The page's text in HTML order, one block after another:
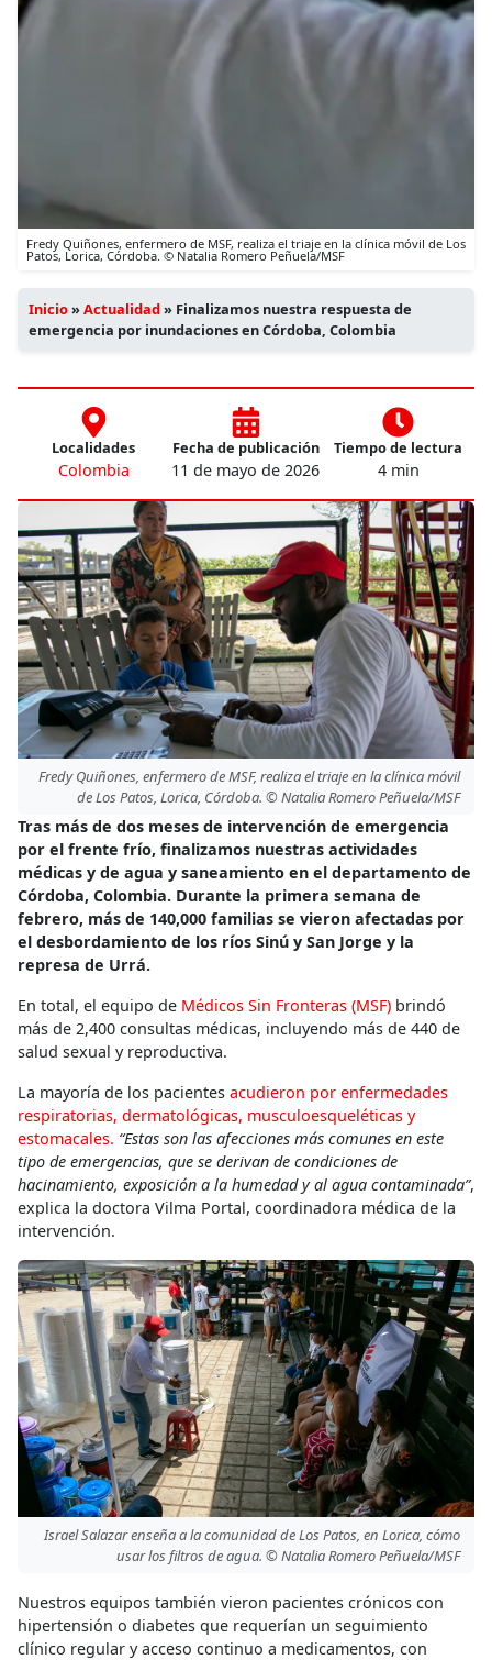
Fredy Quiñones, enfermero de MSF, realiza el triaje en la clínica móvil de Los
Patos, Lorica, Córdoba. © Natalia Romero Peñuela/MSF
Inicio»Actualidad» Finalizamos nuestra respuesta de
emergencia por inundaciones en Córdoba, Colombia
Localidades
Colombia
Fecha de publicación
11 de mayo de 2026
Tiempo de lectura
4 min
Fredy Quiñones, enfermero de MSF, realiza el triaje en la clínica móvil
de Los Patos, Lorica, Córdoba. © Natalia Romero Peñuela/MSF
Tras más de dos meses de intervención de emergencia
por el frente frío, finalizamos nuestras actividades
médicas y de agua y saneamiento en el departamento de
Córdoba, Colombia. Durante la primera semana de
febrero, más de 140,000 familias se vieron afectadas por
el desbordamiento de los ríos Sinú y San Jorge y la
represa de Urrá.
En total, el equipo de Médicos Sin Fronteras (MSF) brindó
más de 2,400 consultas médicas, incluyendo más de 440 de
salud sexual y reproductiva.
La mayoría de los pacientes acudieron por enfermedades
respiratorias, dermatológicas, musculoesqueléticas y
estomacales. “Estas son las afecciones más comunes en este
tipo de emergencias, que se derivan de condiciones de
hacinamiento, exposición a la humedad y al agua contaminada”,
explica la doctora Vilma Portal, coordinadora médica de la
intervención.
Israel Salazar enseña a la comunidad de Los Patos, en Lorica, cómo
usar los filtros de agua. © Natalia Romero Peñuela/MSF
Nuestros equipos también vieron pacientes crónicos con
hipertensión o diabetes que requerían un seguimiento
clínico regular y acceso continuo a medicamentos, con